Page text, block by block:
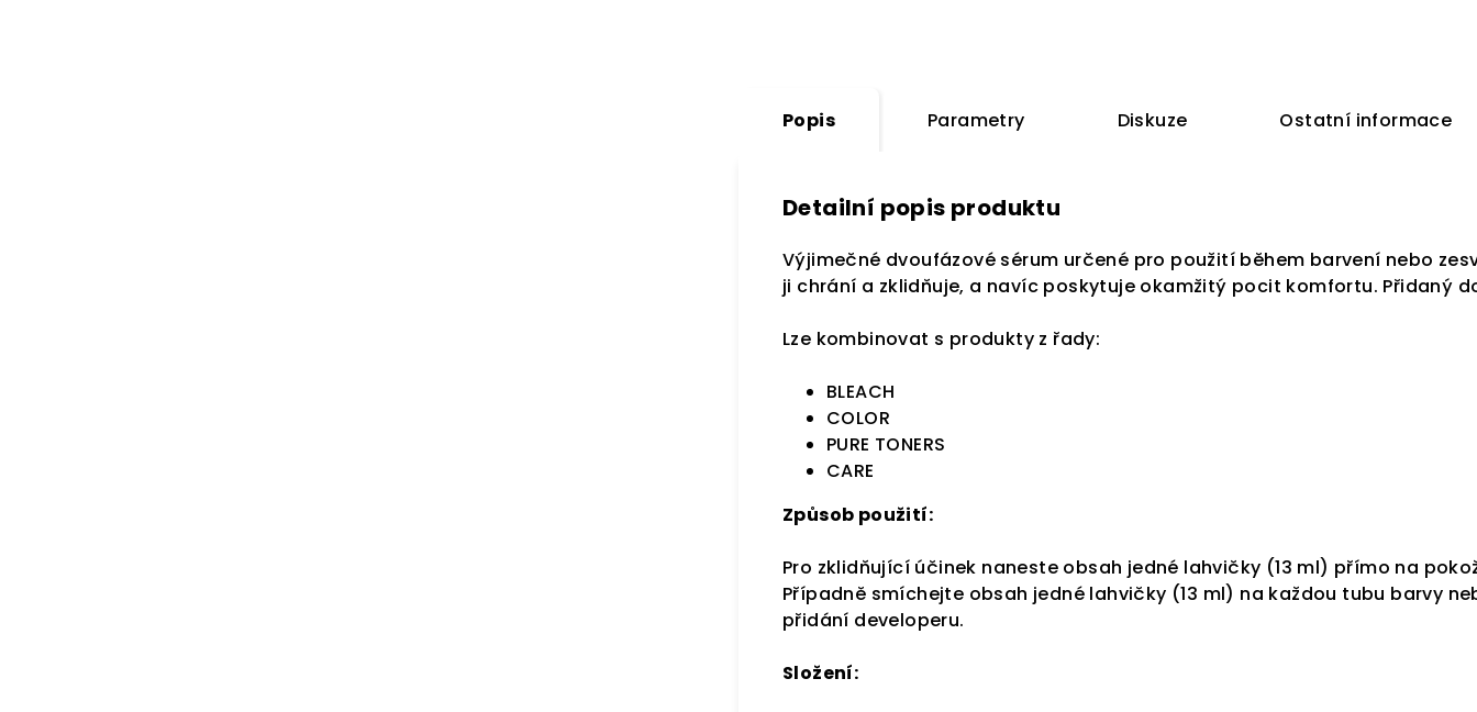
Popis Parametry Diskuze Ostatní informace
Detailní popis produktu
Výjimečné dvoufázové sérum určené pro použití během barvení nebo
ji chrání a zklidňuje, a navíc poskytuje okamžitý pocit komfortu. Přidaný
Lze kombinovat s produkty z řady:
BLEACH
COLOR
PURE TONERS
CARE
Způsob použití:
Pro zklidňující účinek naneste obsah jedné lahvičky (13 ml) přímo na
Případně smíchejte obsah jedné lahvičky (13 ml) na každou tubu barvy
přidání developeru.
Složení: